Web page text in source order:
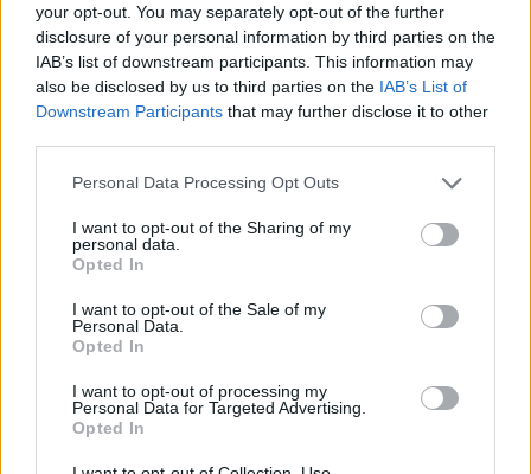
your opt-out. You may separately opt-out of the further
disclosure of your personal information by third parties on the
IAB’s list of downstream participants. This information may
also be disclosed by us to third parties on the IAB’s List of
Downstream Participants that may further disclose it to other
Personal Data Processing Opt Outs
I want to opt-out of the Sharing of my
personal data.
Opted In
I want to opt-out of the Sale of my
Personal Data.
Opted In
I want to opt-out of processing my
Personal Data for Targeted Advertising.
Opted In